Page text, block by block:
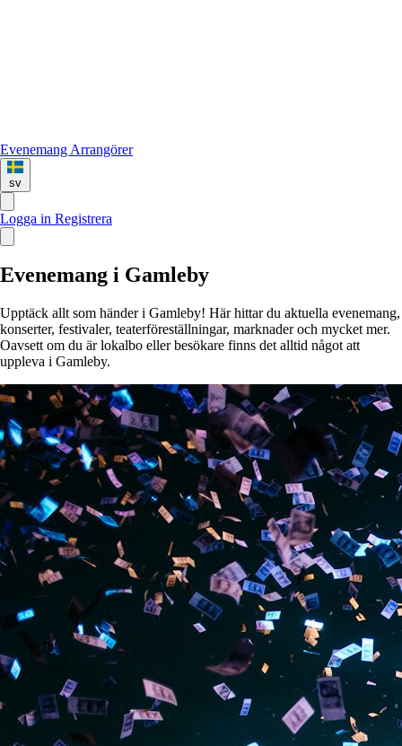
Evenemang Arrangörer
sv
Logga in Registrera
Evenemang i Gamleby
Upptäck allt som händer i Gamleby! Här hittar du aktuella evenemang,
konserter, festivaler, teaterföreställningar, marknader och mycket mer.
Oavsett om du är lokalbo eller besökare finns det alltid något att
uppleva i Gamleby.